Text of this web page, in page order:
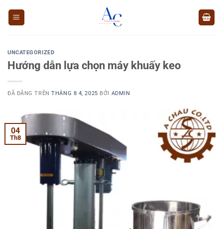
UNCATEGORIZED
Hướng dẫn lựa chọn máy khuấy keo
ĐÃ ĐĂNG TRÊNTHÁNG 8 4, 2025 BỞI ADMIN
04
Th8